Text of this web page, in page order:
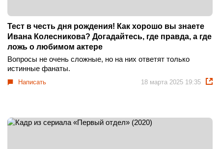
Тест в честь дня рождения! Как хорошо вы знаете
Ивана Колесникова? Догадайтесь, где правда, а где
ложь о любимом актере
Вопросы не очень сложные, но на них ответят только
истинные фанаты.
Написать 18 марта 2025 19:35